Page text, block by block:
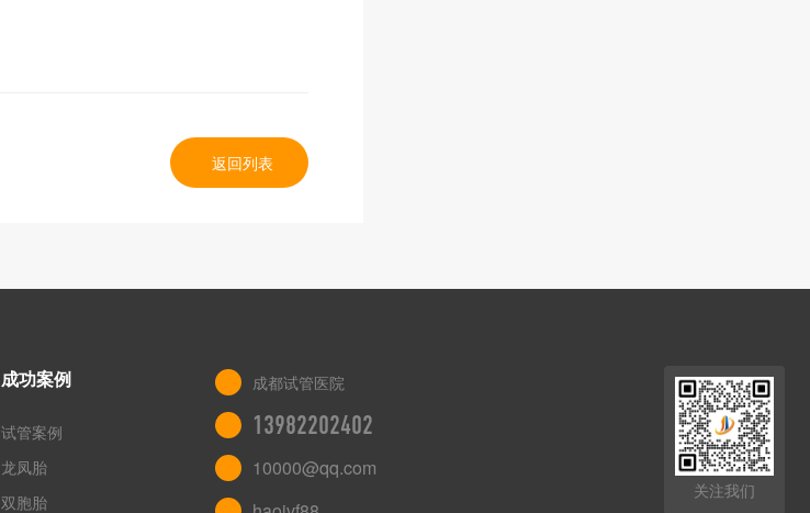
返回列表
成功案例
试管案例
龙凤胎
双胞胎
成都试管医院
13982202402
10000@qq.com
关注我们